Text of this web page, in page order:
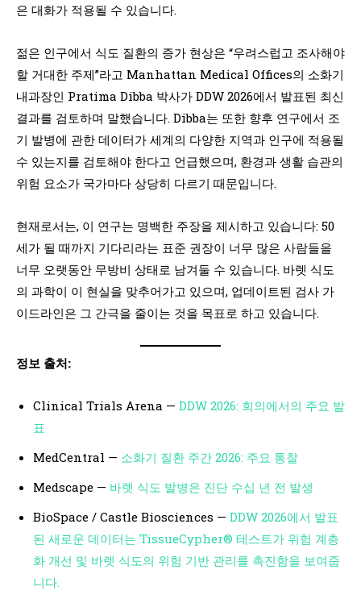
은 대화가 적용될 수 있습니다.
젊은 인구에서 식도 질환의 증가 현상은 “우려스럽고 조사해야
할 거대한 주제”라고 Manhattan Medical Offices의 소화기
내과장인 Pratima Dibba 박사가 DDW 2026에서 발표된 최신
결과를 검토하며 말했습니다. Dibba는 또한 향후 연구에서 조
기 발병에 관한 데이터가 세계의 다양한 지역과 인구에 적용될
수 있는지를 검토해야 한다고 언급했으며, 환경과 생활 습관의
위험 요소가 국가마다 상당히 다르기 때문입니다.
현재로서는, 이 연구는 명백한 주장을 제시하고 있습니다: 50
세가 될 때까지 기다리라는 표준 권장이 너무 많은 사람들을
너무 오랫동안 무방비 상태로 남겨둘 수 있습니다. 바렛 식도
의 과학이 이 현실을 맞추어가고 있으며, 업데이트된 검사 가
이드라인은 그 간극을 줄이는 것을 목표로 하고 있습니다.
정보 출처:
Clinical Trials Arena — DDW 2026: 회의에서의 주요 발
표
MedCentral — 소화기 질환 주간 2026: 주요 통찰
Medscape — 바렛 식도 발병은 진단 수십 년 전 발생
BioSpace / Castle Biosciences — DDW 2026에서 발표
된 새로운 데이터는 TissueCypher® 테스트가 위험 계층
화 개선 및 바렛 식도의 위험 기반 관리를 촉진함을 보여줍
니다.